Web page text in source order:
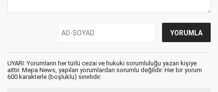
UYARI: Yorumların her türlü cezai ve hukuki sorumluluğu yazan kişiye
aittir. Mepa News, yapılan yorumlardan sorumlu değildir. Her bir yorum
600 karakterle (boşluklu) sınırlıdır.